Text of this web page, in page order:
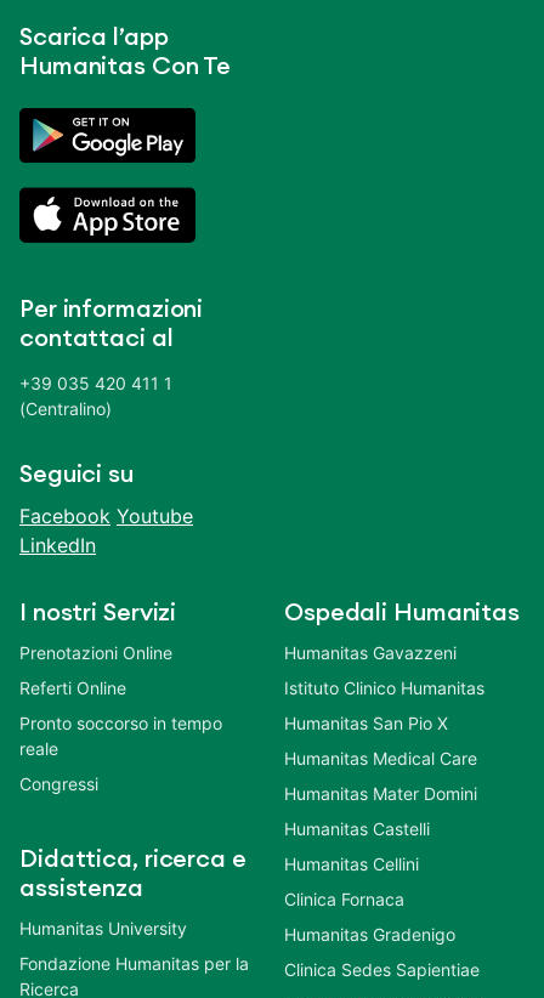
Scarica l’app
Humanitas Con Te
Per informazioni
contattaci al
+39 035 420 411 1
(Centralino)
Seguici su
Facebook Youtube
LinkedIn
I nostri Servizi
Prenotazioni Online
Referti Online
Pronto soccorso in tempo
reale
Congressi
Didattica, ricerca e
assistenza
Humanitas University
Fondazione Humanitas per la
Ricerca
Ospedali Humanitas
Humanitas Gavazzeni
Istituto Clinico Humanitas
Humanitas San Pio X
Humanitas Medical Care
Humanitas Mater Domini
Humanitas Castelli
Humanitas Cellini
Clinica Fornaca
Humanitas Gradenigo
Clinica Sedes Sapientiae